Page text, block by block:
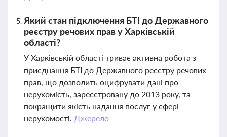
Який стан підключення БТІ до Державного
реєстру речових прав у Харківській
області?
У Харківській області триває активна робота з
приєднання БТІ до Державного реєстру речових
прав, що дозволить оцифрувати дані про
нерухомість, зареєстровану до 2013 року, та
покращити якість надання послуг у сфері
нерухомості. Джерело